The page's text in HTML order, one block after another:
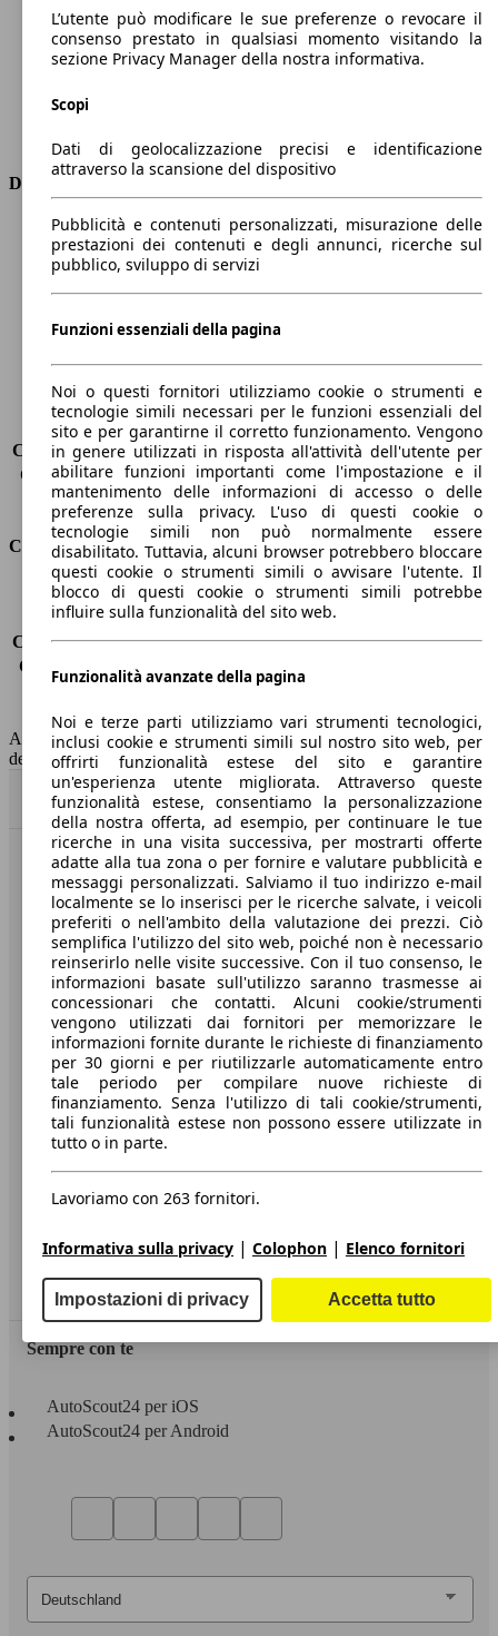
Coppia
205 nm
Cilindrata
1364 ccm
Carburante
Diesel
Trasmissione
Dimensioni
Lunghezza
4600 mm
Altezza
1490 mm
Larghezza
Peso massimo
1850 kg
Sedili
5
Carico sul tetto
-
Capacità di traino (senza freni) -
Capacità di traino (con freni)
1000 kg
Volume del bagagliaio
530 - 1658 l
Consumi
Emissioni di CO2*
107 g/km (komb.)
Consumo (urbano)
4.8 l/100km
Consumo (extra-urbano) 3.7 l/100km
Consumo (combinato)*
4.1 l/100km
Capacità del serbatoio
50 l
AutoScout24 non si assume alcuna responsabilità per la correttezza
dei dati.
Torna su
Benvenuti su AutoScout24, il mercato auto europeo.
Società
A proposito di AutoScout24
Stampa
Media
Condizioni generali
Informazioni
Privacy
Dichiarazione di Accessibilità
Servizi
Area rivenditori
Sempre con te
AutoScout24 per iOS
AutoScout24 per Android
L’utente può modificare le sue preferenze o revocare il
consenso prestato in qualsiasi momento visitando la
sezione Privacy Manager della nostra informativa.
Scopi
Dati di geolocalizzazione precisi e identificazione
attraverso la scansione del dispositivo
Pubblicità e contenuti personalizzati, misurazione delle
prestazioni dei contenuti e degli annunci, ricerche sul
pubblico, sviluppo di servizi
Funzioni essenziali della pagina
Noi o questi fornitori utilizziamo cookie o strumenti e
tecnologie simili necessari per le funzioni essenziali del
sito e per garantirne il corretto funzionamento. Vengono
in genere utilizzati in risposta all'attività dell'utente per
abilitare funzioni importanti come l'impostazione e il
mantenimento delle informazioni di accesso o delle
preferenze sulla privacy. L'uso di questi cookie o
tecnologie simili non può normalmente essere
disabilitato. Tuttavia, alcuni browser potrebbero bloccare
questi cookie o strumenti simili o avvisare l'utente. Il
blocco di questi cookie o strumenti simili potrebbe
influire sulla funzionalità del sito web.
Funzionalità avanzate della pagina
Noi e terze parti utilizziamo vari strumenti tecnologici,
inclusi cookie e strumenti simili sul nostro sito web, per
offrirti funzionalità estese del sito e garantire
un'esperienza utente migliorata. Attraverso queste
funzionalità estese, consentiamo la personalizzazione
della nostra offerta, ad esempio, per continuare le tue
ricerche in una visita successiva, per mostrarti offerte
adatte alla tua zona o per fornire e valutare pubblicità e
messaggi personalizzati. Salviamo il tuo indirizzo e-mail
localmente se lo inserisci per le ricerche salvate, i veicoli
preferiti o nell'ambito della valutazione dei prezzi. Ciò
semplifica l'utilizzo del sito web, poiché non è necessario
reinserirlo nelle visite successive. Con il tuo consenso, le
informazioni basate sull'utilizzo saranno trasmesse ai
concessionari che contatti. Alcuni cookie/strumenti
vengono utilizzati dai fornitori per memorizzare le
informazioni fornite durante le richieste di finanziamento
per 30 giorni e per riutilizzarle automaticamente entro
tale periodo per compilare nuove richieste di
finanziamento. Senza l'utilizzo di tali cookie/strumenti,
tali funzionalità estese non possono essere utilizzate in
tutto o in parte.
Lavoriamo con 263 fornitori.
Informativa sulla privacy | Colophon | Elenco fornitori
Impostazioni di privacy Accetta tutto